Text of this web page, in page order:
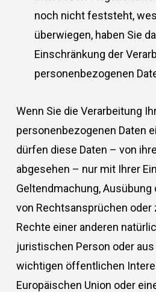
noch nicht feststeht,
überwiegen, haben Sie
Einschränkung der
personenbezogenen
Wenn Sie die Verarbeitung
personenbezogenen Daten
dürfen diese Daten – von
abgesehen – nur mit Ihrer
Geltendmachung, Ausübung
von Rechtsansprüchen
Rechte einer anderen
juristischen Person oder
wichtigen öffentlichen
Europäischen Union oder